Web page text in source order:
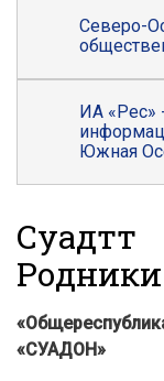
Северо-
ИА «Рес»
Южная
Суадӕттӕ
Родники
«СУАДОН»